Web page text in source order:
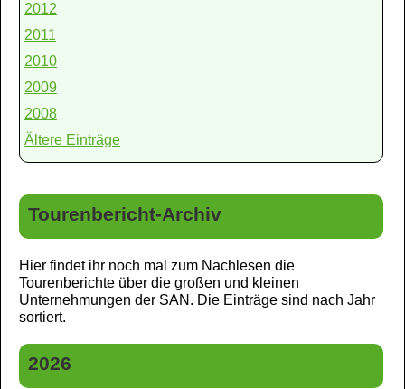
2012
2011
2010
2009
2008
Ältere Einträge
Tourenbericht-Archiv
Hier findet ihr noch mal zum Nachlesen die
Tourenberichte über die großen und kleinen
Unternehmungen der SAN. Die Einträge sind nach Jahr
sortiert.
2026